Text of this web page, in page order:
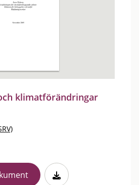
klimatförändringar